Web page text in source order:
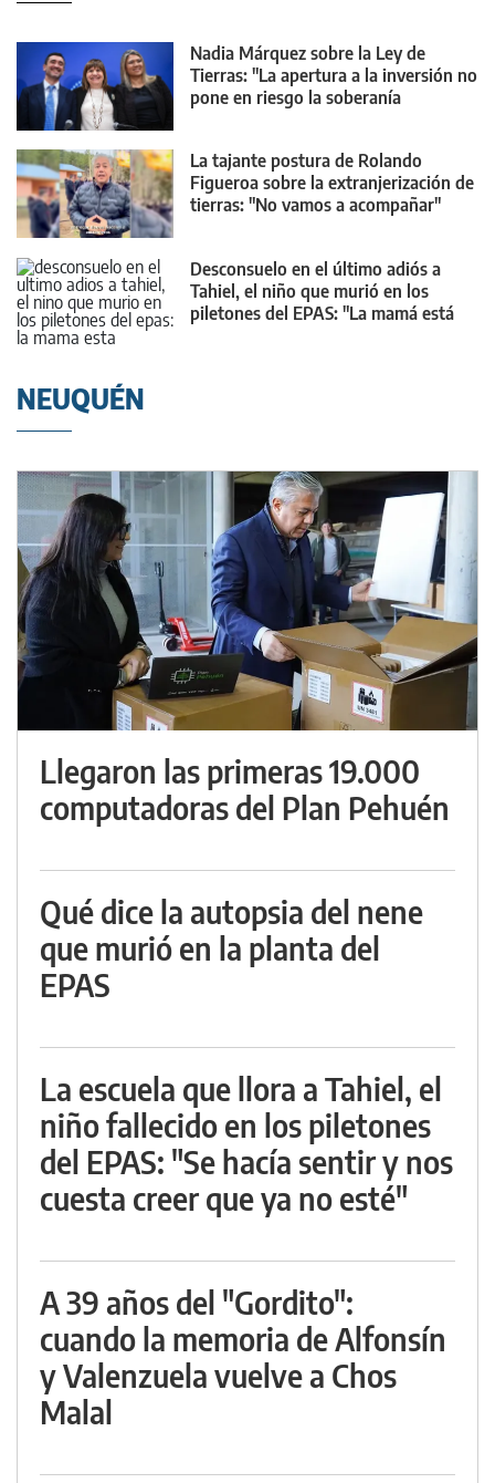
Nadia Márquez sobre la Ley de
Tierras: "La apertura a la inversión no
pone en riesgo la soberanía
La tajante postura de Rolando
Figueroa sobre la extranjerización de
tierras: "No vamos a acompañar"
Desconsuelo en el último adiós a
Tahiel, el niño que murió en los
piletones del EPAS: "La mamá está
NEUQUÉN
Llegaron las primeras 19.000
computadoras del Plan Pehuén
Qué dice la autopsia del nene
que murió en la planta del
EPAS
La escuela que llora a Tahiel, el
niño fallecido en los piletones
del EPAS: "Se hacía sentir y nos
cuesta creer que ya no esté"
A 39 años del "Gordito":
cuando la memoria de Alfonsín
y Valenzuela vuelve a Chos
Malal